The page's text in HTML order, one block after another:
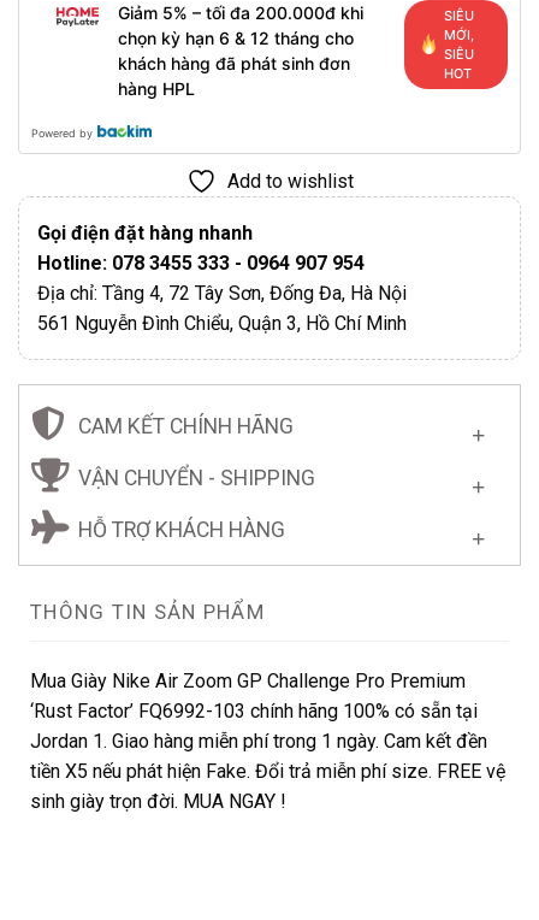
Giảm 5% – tối đa 200.000đ khi
chọn kỳ hạn 6 & 12 tháng cho
khách hàng đã phát sinh đơn
hàng HPL
SIÊU
MỚI,
SIÊU
HOT
Powered by
Add to wishlist
Gọi điện đặt hàng nhanh
Hotline: 078 3455 333 - 0964 907 954
Địa chỉ: Tầng 4, 72 Tây Sơn, Đống Đa, Hà Nội
561 Nguyễn Đình Chiểu, Quận 3, Hồ Chí Minh
CAM KẾT CHÍNH HÃNG
VẬN CHUYỂN - SHIPPING
HỖ TRỢ KHÁCH HÀNG
THÔNG TIN SẢN PHẨM
Mua Giày Nike Air Zoom GP Challenge Pro Premium
‘Rust Factor’ FQ6992-103 chính hãng 100% có sẵn tại
Jordan 1. Giao hàng miễn phí trong 1 ngày. Cam kết đền
tiền X5 nếu phát hiện Fake. Đổi trả miễn phí size. FREE vệ
sinh giày trọn đời. MUA NGAY !